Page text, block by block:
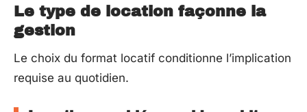
Le type de location façonne la
gestion
Le choix du format locatif conditionne l’implication
requise au quotidien.